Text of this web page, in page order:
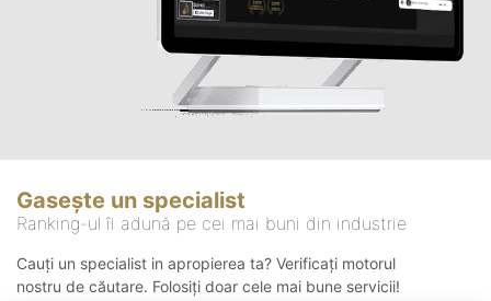
Gasește un specialist
Ranking-ul îi adună pe cei mai buni din industrie
Cauți un specialist in apropierea ta? Verificați motorul
nostru de căutare. Folosiți doar cele mai bune servicii!